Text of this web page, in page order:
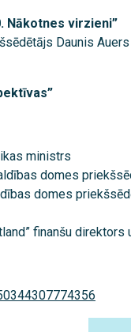
Nākotnes virzieni”
Daunis Auers
ministrs
domes
domes
finanšu